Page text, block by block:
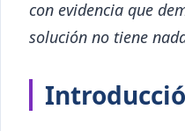
con evidencia que
solución no tiene